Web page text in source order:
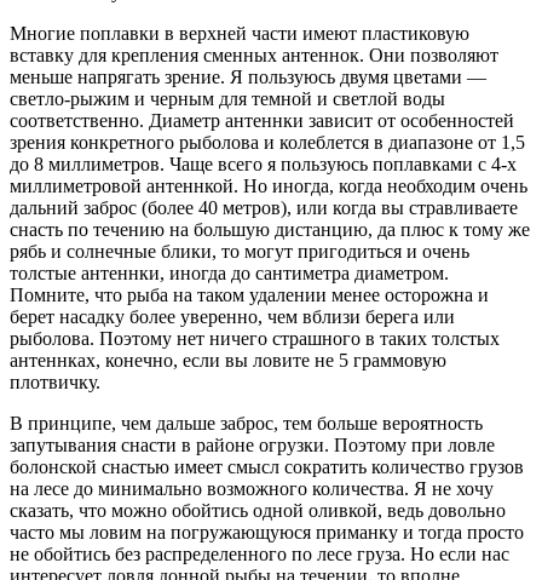
Многие поплавки в верхней части имеют пластиковую
вставку для крепления сменных антеннок. Они позволяют
меньше напрягать зрение. Я пользуюсь двумя цветами —
светло-рыжим и черным для темной и светлой воды
соответственно. Диаметр антеннки зависит от особенностей
зрения конкретного рыболова и колеблется в диапазоне от 1,5
до 8 миллиметров. Чаще всего я пользуюсь поплавками с 4-х
миллиметровой антеннкой. Но иногда, когда необходим очень
дальний заброс (более 40 метров), или когда вы стравливаете
снасть по течению на большую дистанцию, да плюс к тому же
рябь и солнечные блики, то могут пригодиться и очень
толстые антеннки, иногда до сантиметра диаметром.
Помните, что рыба на таком удалении менее осторожна и
берет насадку более уверенно, чем вблизи берега или
рыболова. Поэтому нет ничего страшного в таких толстых
антеннках, конечно, если вы ловите не 5 граммовую
плотвичку.
В принципе, чем дальше заброс, тем больше вероятность
запутывания снасти в районе огрузки. Поэтому при ловле
болонской снастью имеет смысл сократить количество грузов
на лесе до минимально возможного количества. Я не хочу
сказать, что можно обойтись одной оливкой, ведь довольно
часто мы ловим на погружающуюся приманку и тогда просто
не обойтись без распределенного по лесе груза. Но если нас
интересует ловля донной рыбы на течении, то вполне